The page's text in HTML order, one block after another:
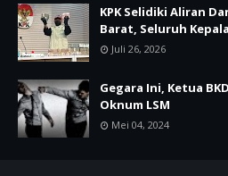
KPK Selidiki Aliran
Barat, Seluruh
Juli 26, 2026
Gegara Ini, Ketua
Oknum LSM
Mei 04, 2024